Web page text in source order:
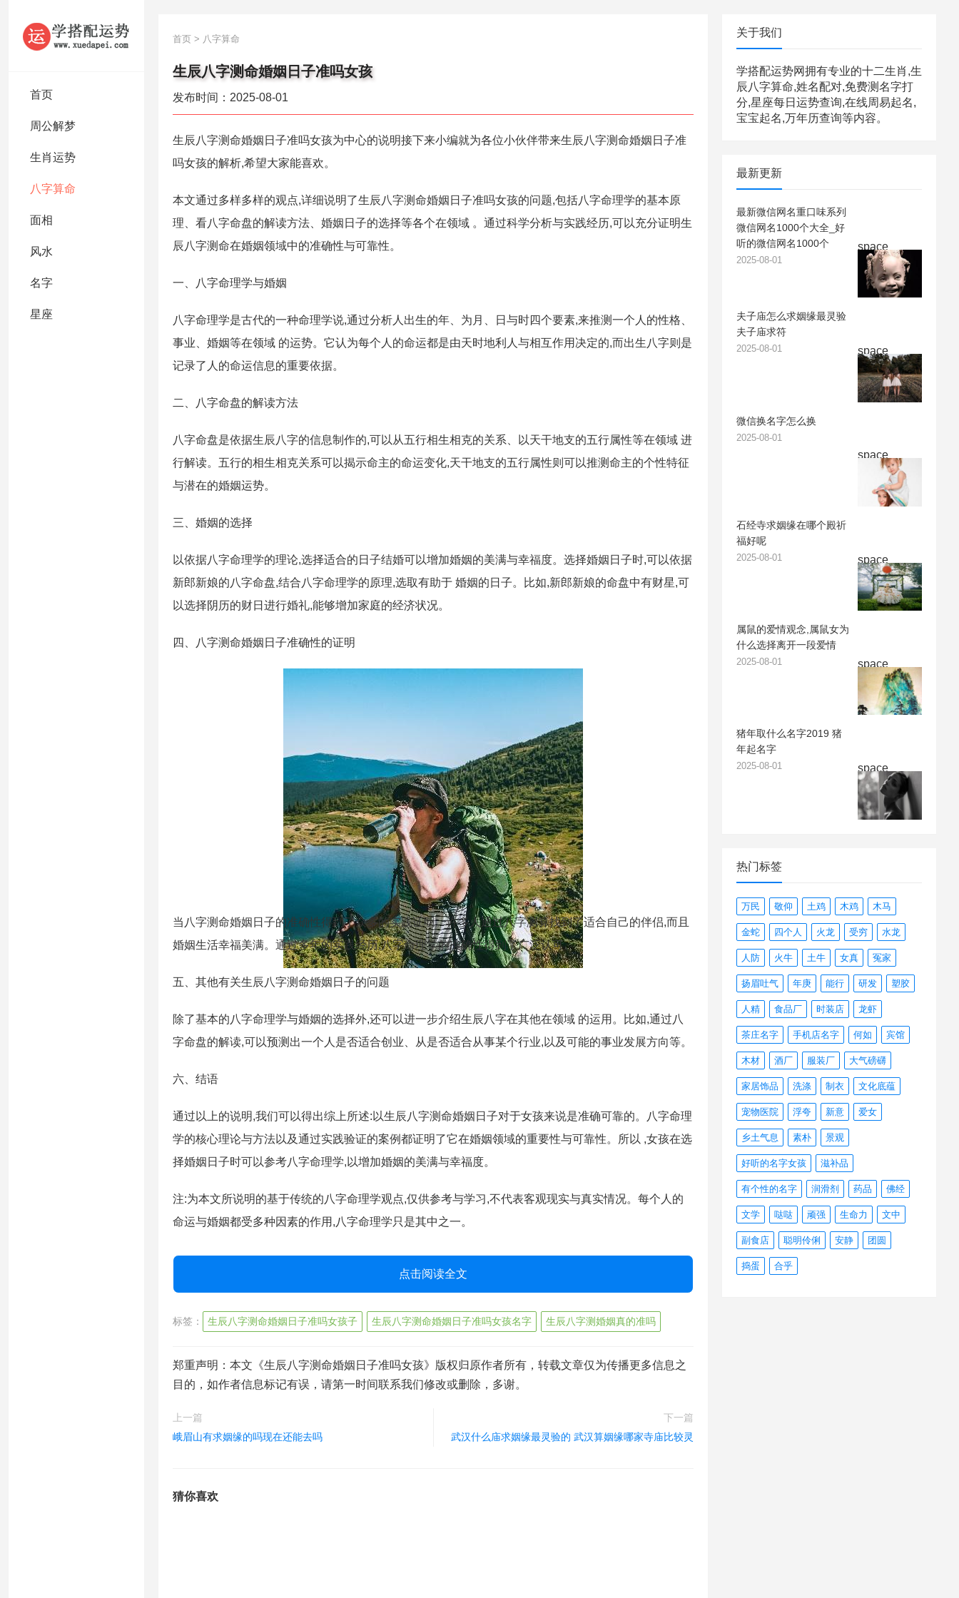
首页
周公解梦
生肖运势
八字算命
面相
风水
名字
星座
首页 > 八字算命
生辰八字测命婚姻日子准吗女孩
发布时间：2025-08-01
生辰八字测命婚姻日子准吗女孩为中心的说明接下来小编就为各位小伙伴带来生辰八字测命婚姻日子准
吗女孩的解析,希望大家能喜欢。
本文通过多样多样的观点,详细说明了生辰八字测命婚姻日子准吗女孩的问题,包括八字命理学的基本原
理、看八字命盘的解读方法、婚姻日子的选择等各个在领域 。通过科学分析与实践经历,可以充分证明生
辰八字测命在婚姻领域中的准确性与可靠性。
一、八字命理学与婚姻
八字命理学是古代的一种命理学说,通过分析人出生的年、为月、日与时四个要素,来推测一个人的性格、
事业、婚姻等在领域 的运势。它认为每个人的命运都是由天时地利人与相互作用决定的,而出生八字则是
记录了人的命运信息的重要依据。
二、八字命盘的解读方法
八字命盘是依据生辰八字的信息制作的,可以从五行相生相克的关系、以天干地支的五行属性等在领域 进
行解读。五行的相生相克关系可以揭示命主的命运变化,天干地支的五行属性则可以推测命主的个性特征
与潜在的婚姻运势。
三、婚姻的选择
以依据八字命理学的理论,选择适合的日子结婚可以增加婚姻的美满与幸福度。选择婚姻日子时,可以依据
新郎新娘的八字命盘,结合八字命理学的原理,选取有助于 婚姻的日子。比如,新郎新娘的命盘中有财星,可
以选择阴历的财日进行婚礼,能够增加家庭的经济状况。
四、八字测命婚姻日子准确性的证明
当八字测命婚姻日子的准确性得到了众多的实践证明。许多人通过八字测算找到了适合自己的伴侣,而且
婚姻生活幸福美满。通过多年的实践经历,八字命理学的准确性得到了广泛认可。
五、其他有关生辰八字测命婚姻日子的问题
除了基本的八字命理学与婚姻的选择外,还可以进一步介绍生辰八字在其他在领域 的运用。比如,通过八
字命盘的解读,可以预测出一个人是否适合创业、从是否适合从事某个行业,以及可能的事业发展方向等。
六、结语
通过以上的说明,我们可以得出综上所述:以生辰八字测命婚姻日子对于女孩来说是准确可靠的。八字命理
学的核心理论与方法以及通过实践验证的案例都证明了它在婚姻领域的重要性与可靠性。所以 ,女孩在选
择婚姻日子时可以参考八字命理学,以增加婚姻的美满与幸福度。
注:为本文所说明的基于传统的八字命理学观点,仅供参考与学习,不代表客观现实与真实情况。每个人的
命运与婚姻都受多种因素的作用,八字命理学只是其中之一。
点击阅读全文
标签： 生辰八字测命婚姻日子准吗女孩子 生辰八字测命婚姻日子准吗女孩名字 生辰八字测婚姻真的准吗
郑重声明：本文《生辰八字测命婚姻日子准吗女孩》版权归原作者所有，转载文章仅为传播更多信息之
目的，如作者信息标记有误，请第一时间联系我们修改或删除，多谢。
上一篇
峨眉山有求姻缘的吗现在还能去吗
下一篇
武汉什么庙求姻缘最灵验的 武汉算姻缘哪家寺庙比较灵
猜你喜欢
关于我们
学搭配运势网拥有专业的十二生肖,生
辰八字算命,姓名配对,免费测名字打
分,星座每日运势查询,在线周易起名,
宝宝起名,万年历查询等内容。
最新更新
space
最新微信网名重口味系列
微信网名1000个大全_好
听的微信网名1000个
2025-08-01
space
夫子庙怎么求姻缘最灵验
夫子庙求符
2025-08-01
space
微信换名字怎么换
2025-08-01
space
石经寺求姻缘在哪个殿祈
福好呢
2025-08-01
space
属鼠的爱情观念,属鼠女为
什么选择离开一段爱情
2025-08-01
space
猪年取什么名字2019 猪
年起名字
2025-08-01
热门标签
万民 敬仰 土鸡 木鸡 木马
金蛇 四个人 火龙 受穷 水龙
人防 火牛 土牛 女真 冤家
扬眉吐气 年庚 能行 研发 塑胶
人精 食品厂 时装店 龙虾
茶庄名字 手机店名字 何如 宾馆
木材 酒厂 服装厂 大气磅礴
家居饰品 洗涤 制衣 文化底蕴
宠物医院 浮夸 新意 爱女
乡土气息 素朴 景观
好听的名字女孩 滋补品
有个性的名字 润滑剂 药品 佛经
文学 哒哒 顽强 生命力 文中
副食店 聪明伶俐 安静 团圆
捣蛋 合乎